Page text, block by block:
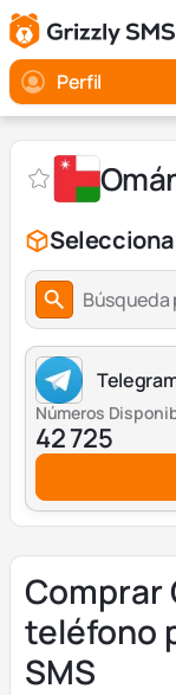
Perfil
Búsqueda
Números
42 725
Comprar
teléfono
SMS